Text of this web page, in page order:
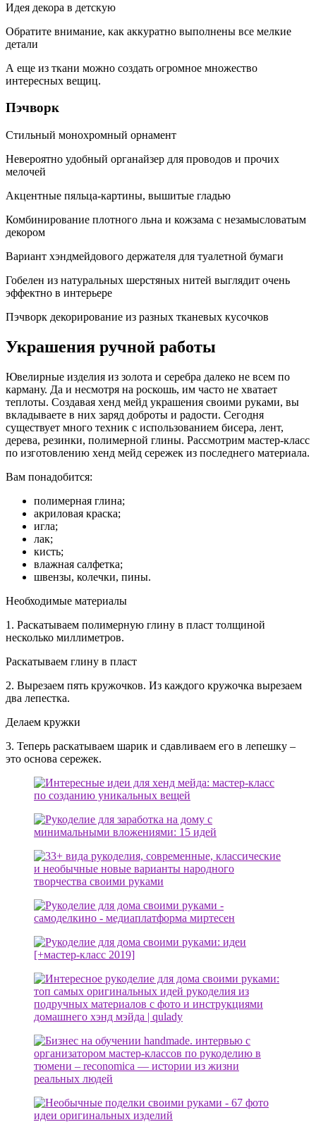
Идея декора в детскую
Обратите внимание, как аккуратно выполнены все мелкие
детали
А еще из ткани можно создать огромное множество
интересных вещиц.
Пэчворк
Стильный монохромный орнамент
Невероятно удобный органайзер для проводов и прочих
мелочей
Акцентные пяльца-картины, вышитые гладью
Комбинирование плотного льна и кожзама с незамысловатым
декором
Вариант хэндмейдового держателя для туалетной бумаги
Гобелен из натуральных шерстяных нитей выглядит очень
эффектно в интерьере
Пэчворк декорирование из разных тканевых кусочков
Украшения ручной работы
Ювелирные изделия из золота и серебра далеко не всем по
карману. Да и несмотря на роскошь, им часто не хватает
теплоты. Создавая хенд мейд украшения своими руками, вы
вкладываете в них заряд доброты и радости. Сегодня
существует много техник с использованием бисера, лент,
дерева, резинки, полимерной глины. Рассмотрим мастер-класс
по изготовлению хенд мейд сережек из последнего материала.
Вам понадобится:
полимерная глина;
акриловая краска;
игла;
лак;
кисть;
влажная салфетка;
швензы, колечки, пины.
Необходимые материалы
1. Раскатываем полимерную глину в пласт толщиной
несколько миллиметров.
Раскатываем глину в пласт
2. Вырезаем пять кружочков. Из каждого кружочка вырезаем
два лепестка.
Делаем кружки
3. Теперь раскатываем шарик и сдавливаем его в лепешку –
это основа сережек.